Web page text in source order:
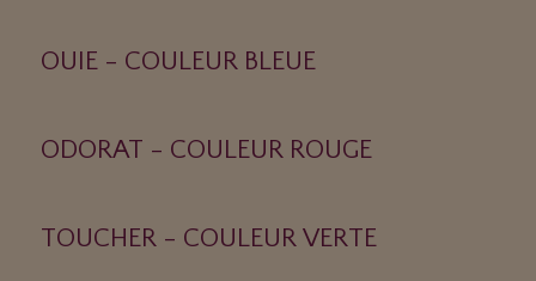
OUIE - COULEUR BLEUE
ODORAT - COULEUR ROUGE
TOUCHER - COULEUR VERTE